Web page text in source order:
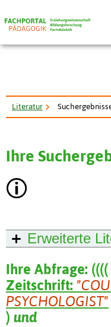
Literatur
Ihre
Erweiterte
Ihre Abfrage: ((((
Zeitschrift:
PSYCHOLOGIST"
) und